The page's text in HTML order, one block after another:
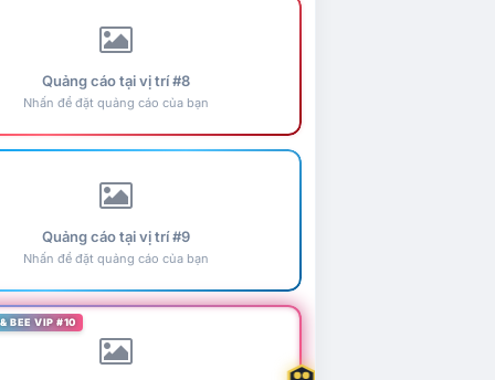
Quảng cáo tại vị trí #8
Nhấn để đặt quảng cáo của bạn
Quảng cáo tại vị trí #9
Nhấn để đặt quảng cáo của bạn
BEE VIP #10